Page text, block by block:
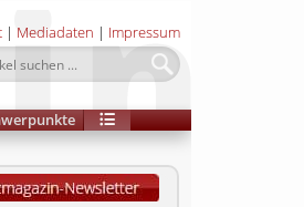
| Mediadaten | Impressum